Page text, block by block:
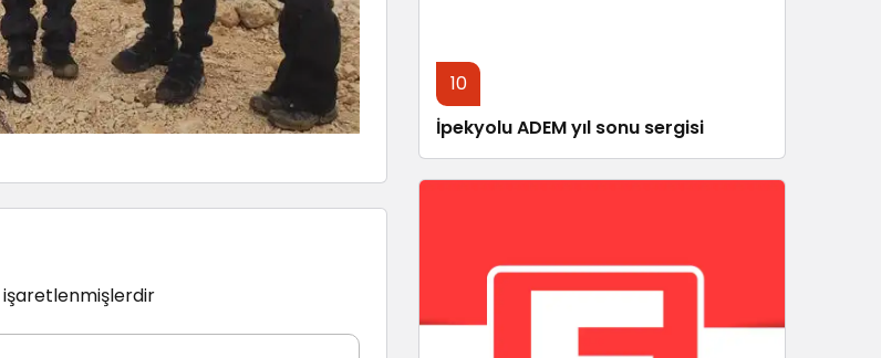
işaretlenmişlerdir
10
İpekyolu ADEM yıl sonu sergisi